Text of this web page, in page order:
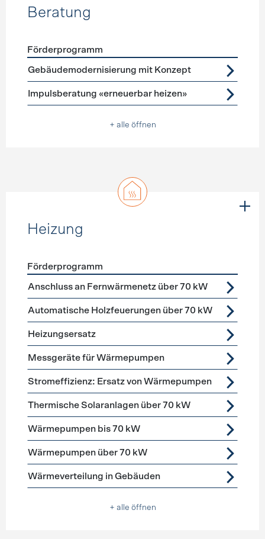
Beratung
Förderprogramme Beratung
Förderprogramm
Gebäudemodernisierung mit Konzept
Impulsberatung «erneuerbar heizen»
+ alle öffnen
Heizung
Förderprogramme Heizung
Förderprogramm
Anschluss an Fernwärmenetz über 70 kW
Automatische Holzfeuerungen über 70 kW
Heizungsersatz
Messgeräte für Wärmepumpen
Stromeffizienz: Ersatz von Wärmepumpen
Thermische Solaranlagen über 70 kW
Wärmepumpen bis 70 kW
Wärmepumpen über 70 kW
Wärmeverteilung in Gebäuden
+ alle öffnen